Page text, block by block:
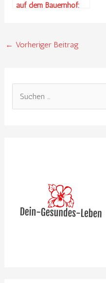
auf dem Bauernhof:
← Vorheriger Beitrag